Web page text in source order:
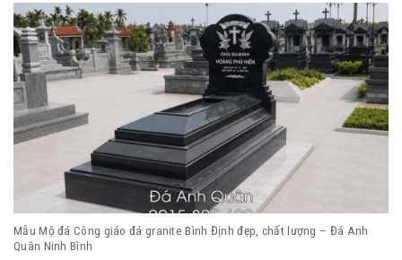
Mẫu Mộ đá Công giáo đá granite Bình Định đẹp, chất lượng – Đá Anh
Quân Ninh Bình